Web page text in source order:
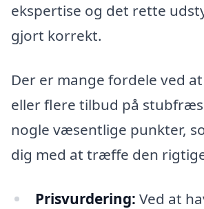
ekspertise og det rette
gjort korrekt.
Der er mange fordele ved
eller flere tilbud på
nogle væsentlige punkter,
dig med at træffe den
Prisvurdering: Ved at